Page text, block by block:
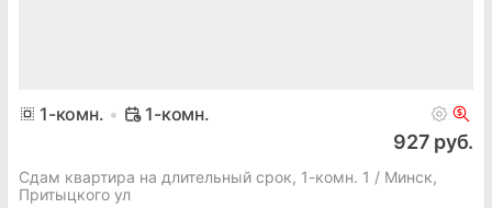
1-комн. 1-комн.
927 руб.
Сдам квартира на длительный срок, 1-комн. 1 / Минск,
Притыцкого ул